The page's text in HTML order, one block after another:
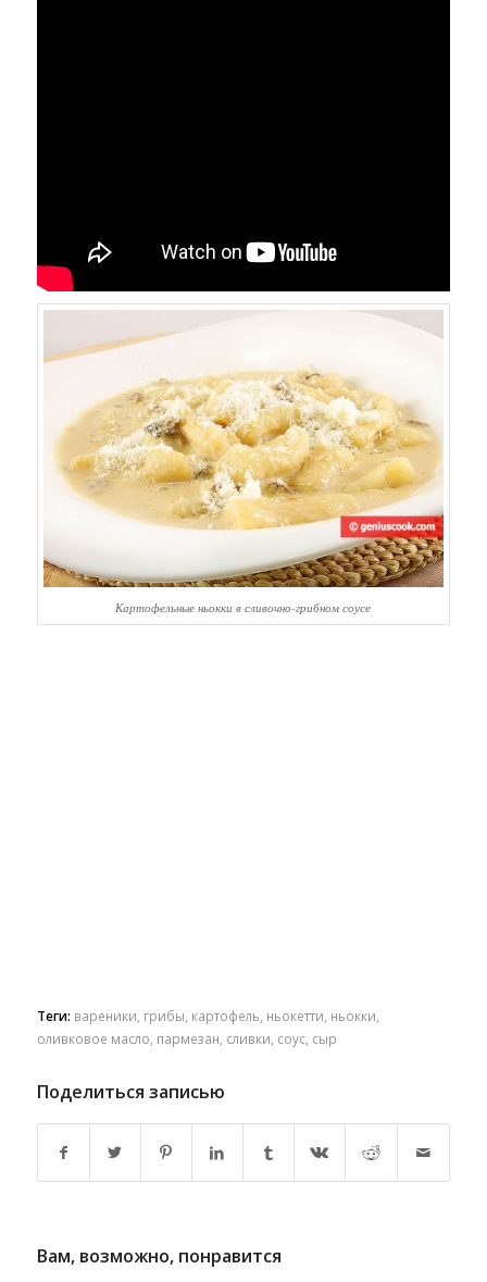
Картофельные ньокки в сливочно-грибном соусе
Теги: вареники грибы картофель ньокетти ньокки
оливковое масло пармезан сливки соус, сыр
Поделиться записью
Вам, возможно, понравится